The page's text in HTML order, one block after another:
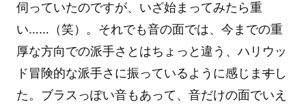
伺っていたのですが、いざ始まってみたら重
い……（笑）。それでも音の面では、今までの重
厚な方向での派手さとはちょっと違う、ハリウッ
ド冒険的な派手さに振っているように感じますし
た。ブラスっぽい音もあって、音だけの面でいえ